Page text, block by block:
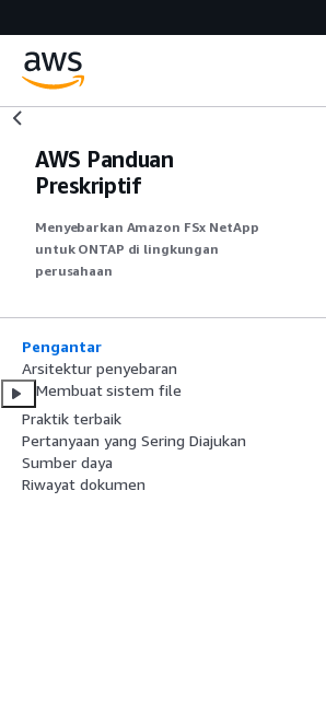
AWS Panduan
Preskriptif
Menyebarkan Amazon FSx NetApp
untuk ONTAP di lingkungan
perusahaan
Pengantar
Arsitektur penyebaran
Membuat sistem file
Praktik terbaik
Pertanyaan yang Sering Diajukan
Sumber daya
Riwayat dokumen